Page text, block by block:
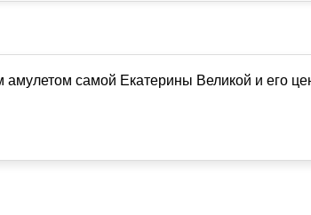
самой Екатерины Великой и его